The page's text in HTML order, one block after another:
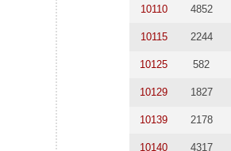
10110 4852
10115 2244
10125 582
10129 1827
10139 2178
10140 4317